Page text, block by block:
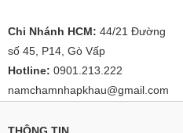
Chi Nhánh HCM: 44/21 Đường
số 45, P14, Gò Vấp
Hotline: 0901.213.222
namchamnhapkhau@gmail.com